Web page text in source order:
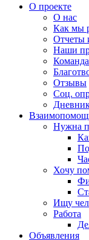
О проекте
О нас
Как мы
Отчеты
Наши
Отзывы
Соц.
Нужна
Хочу
Ищу
Работа
Объявления